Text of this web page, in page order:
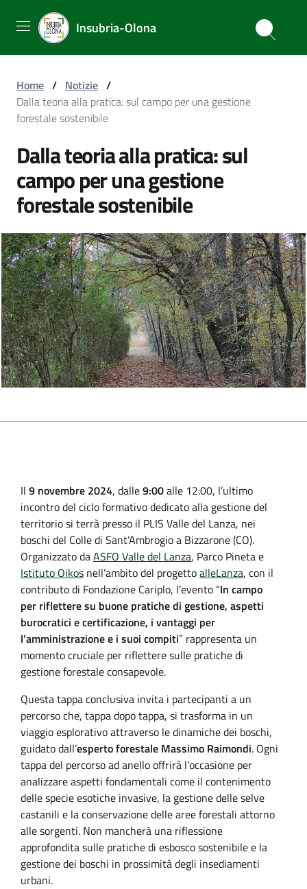
Insubria-Olona
Home / Notizie /
Dalla teoria alla pratica: sul campo per una gestione
forestale sostenibile
Dalla teoria alla pratica: sul
campo per una gestione
forestale sostenibile
Il 9 novembre 2024, dalle9:00alle 12:00, l’ultimo
incontro del ciclo formativo dedicato alla gestione del
territorio si terrà presso il PLIS Valle del Lanza, nei
boschi del Colle di Sant’Ambrogio a Bizzarone (CO).
Organizzato daASFO Valle del Lanza, Parco Pineta e
Istituto Oikos nell’ambito del progettoalleLanza, con il
contributo di Fondazione Cariplo, l’evento “In campo
per riflettere su buone pratiche di gestione, aspetti
burocratici e certificazione, i vantaggi per
l’amministrazione e i suoi compiti” rappresenta un
momento cruciale per riflettere sulle pratiche di
gestione forestale consapevole.
Questa tappa conclusiva invita i partecipanti a un
percorso che, tappa dopo tappa, si trasforma in un
viaggio esplorativo attraverso le dinamiche dei boschi,
guidato dall’esperto forestale Massimo Raimondi. Ogni
tappa del percorso ad anello offrirà l’occasione per
analizzare aspetti fondamentali come il contenimento
delle specie esotiche invasive, la gestione delle selve
castanili e la conservazione delle aree forestali attorno
alle sorgenti. Non mancherà una riflessione
approfondita sulle pratiche di esbosco sostenibile e la
gestione dei boschi in prossimità degli insediamenti
urbani.